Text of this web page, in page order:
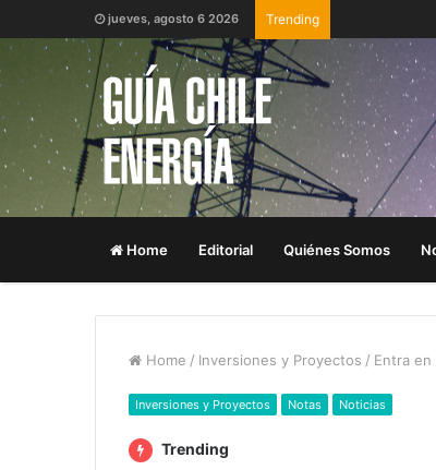
jueves, agosto 6 2026 Trending
Home Editorial Quiénes Somos
Home / Inversiones y Proyectos / Entra
Inversiones y Proyectos Notas Noticias
Trending